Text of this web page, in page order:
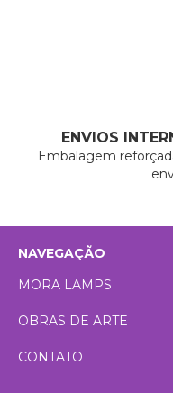
ENVIOS
Embalagem
NAVEGAÇÃO
MORA LAMPS
OBRAS DE ARTE
CONTATO